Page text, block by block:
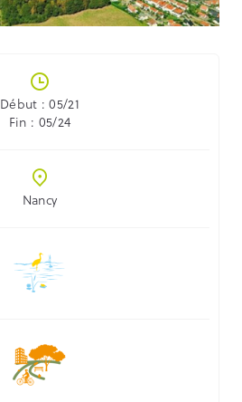
Début : 05/21
Fin : 05/24
Nancy